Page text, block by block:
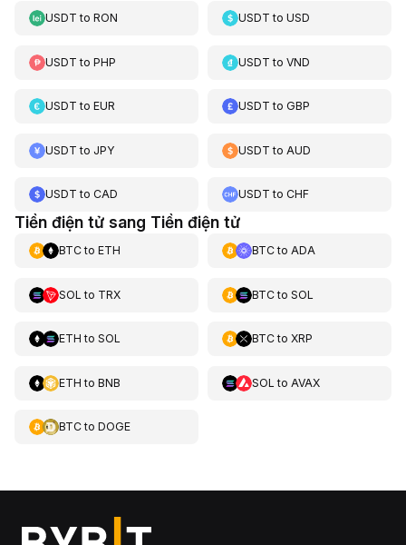
USDT to RON USDT toUSD
USDT to PHP USDT toVND
USDT to EUR USDT toGBP
USDT to JPY USDT to AUD
USDT to CAD USDT toCHF
Tiền điện tử sang Tiền điện tử
BTCto ETH BTCto ADA
SOL to TRX BTCto SOL
ETH to SOL BTCto XRP
ETH to BNB SOL to AVAX
BTCto DOGE